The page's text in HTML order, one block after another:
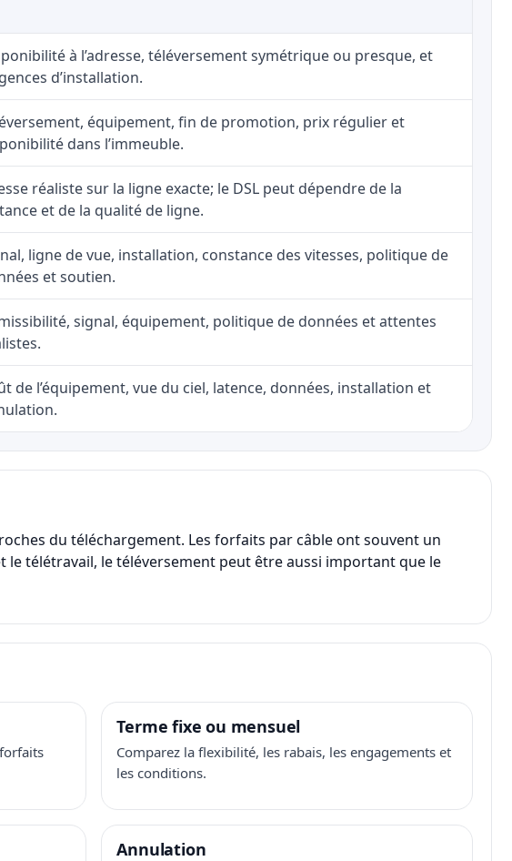
à l’adresse, téléversement symétrique ou presque, et
d’installation.
équipement, fin de promotion, prix régulier et
dans l’immeuble.
réaliste sur la ligne exacte; le DSL peut dépendre de la
et de la qualité de ligne.
ligne de vue, installation, constance des vitesses, politique de
et soutien.
signal, équipement, politique de données et attentes
de l’équipement, vue du ciel, latence, données, installation et
du téléchargement. Les forfaits par câble ont souvent un
le télétravail, le téléversement peut être aussi important que le
Terme fixe ou mensuel
Comparez la flexibilité, les rabais, les engagements et
les conditions.
Annulation